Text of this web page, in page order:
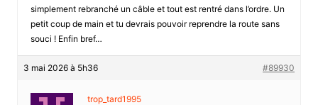
simplement rebranché un câble et tout est rentré dans l’ordre. Un
petit coup de main et tu devrais pouvoir reprendre la route sans
souci ! Enfin bref…
3 mai 2026 à 5h36 #89930
trop_tard1995